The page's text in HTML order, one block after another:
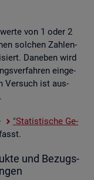
von 1 oder 2
sol­chen Zah­len­
Da­ne­ben wird
ein­ge­
Ver­such ist aus­
"Sta­tis­ti­sche Ge­
und Be­zugs­